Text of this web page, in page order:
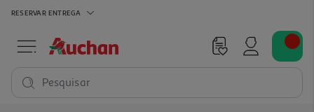
RESERVAR ENTREGA
Pesquisar